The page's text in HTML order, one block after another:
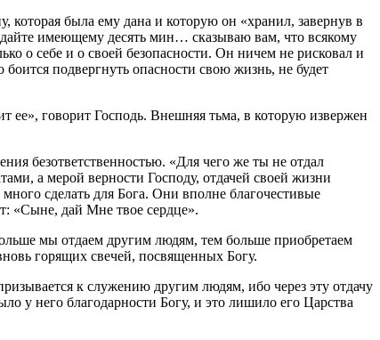
была ему дана и которую он «хранил, завернув в
имеющему десять мин… сказываю вам, что всякому
о себе и о своей безопасности. Он ничем не рисковал и
подвергнуть опасности свою жизнь, не будет
ее», говорит Господь. Внешняя тьма, в которую извержен
безответственностью. «Для чего же ты не отдал
а мерой верности Господу, отдачей своей жизни
сделать для Бога. Они вполне благочестивые
«Сыне, дай Мне твое сердце».
мы отдаем другим людям, тем больше приобретаем
горящих свечей, посвященных Богу.
к служению другим людям, ибо через эту отдачу
у него благодарности Богу, и это лишило его Царства